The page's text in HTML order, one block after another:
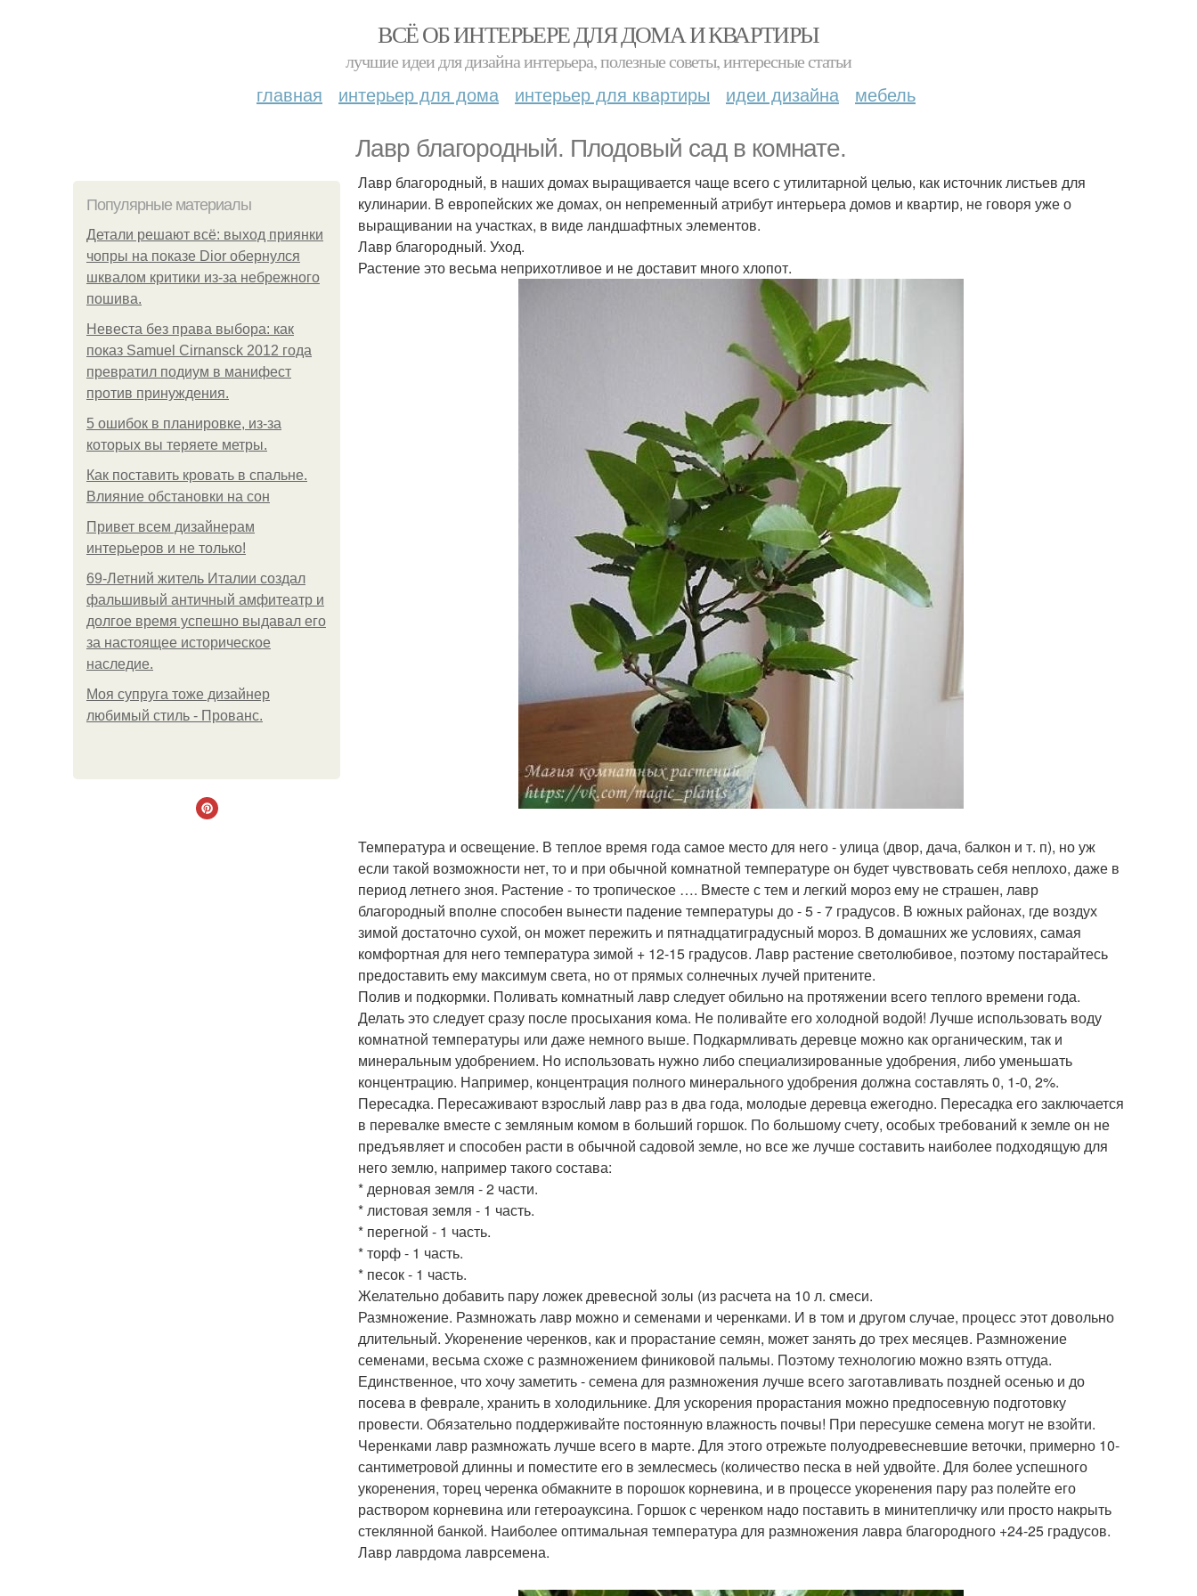
ВСЁ ОБ ИНТЕРЬЕРЕ ДЛЯ ДОМА И КВАРТИРЫ
лучшие идеи для дизайна интерьера, полезные советы, интересные статьи
главная интерьер для дома интерьер для квартиры идеи дизайна мебель
Лавр благородный. Плодовый сад в комнате.
Популярные материалы
Детали решают всё: выход приянки
чопры на показе Dior обернулся
шквалом критики из-за небрежного
пошива.
Невеста без права выбора: как
показ Samuel Cirnansck 2012 года
превратил подиум в манифест
против принуждения.
5 ошибок в планировке, из-за
которых вы теряете метры.
Как поставить кровать в спальне.
Влияние обстановки на сон
Привет всем дизайнерам
интерьеров и не только!
69-Летний житель Италии создал
фальшивый античный амфитеатр и
долгое время успешно выдавал его
за настоящее историческое
наследие.
Моя супруга тоже дизайнер
любимый стиль - Прованс.
Лавр благородный, в наших домах выращивается чаще всего с утилитарной целью, как источник листьев для
кулинарии. В европейских же домах, он непременный атрибут интерьера домов и квартир, не говоря уже о
выращивании на участках, в виде ландшафтных элементов.
Лавр благородный. Уход.
Растение это весьма неприхотливое и не доставит много хлопот.
Температура и освещение. В теплое время года самое место для него - улица (двор, дача, балкон и т. п), но уж
если такой возможности нет, то и при обычной комнатной температуре он будет чувствовать себя неплохо, даже в
период летнего зноя. Растение - то тропическое …. Вместе с тем и легкий мороз ему не страшен, лавр
благородный вполне способен вынести падение температуры до - 5 - 7 градусов. В южных районах, где воздух
зимой достаточно сухой, он может пережить и пятнадцатиградусный мороз. В домашних же условиях, самая
комфортная для него температура зимой + 12-15 градусов. Лавр растение светолюбивое, поэтому постарайтесь
предоставить ему максимум света, но от прямых солнечных лучей притените.
Полив и подкормки. Поливать комнатный лавр следует обильно на протяжении всего теплого времени года.
Делать это следует сразу после просыхания кома. Не поливайте его холодной водой! Лучше использовать воду
комнатной температуры или даже немного выше. Подкармливать деревце можно как органическим, так и
минеральным удобрением. Но использовать нужно либо специализированные удобрения, либо уменьшать
концентрацию. Например, концентрация полного минерального удобрения должна составлять 0, 1-0, 2%.
Пересадка. Пересаживают взрослый лавр раз в два года, молодые деревца ежегодно. Пересадка его заключается
в перевалке вместе с земляным комом в больший горшок. По большому счету, особых требований к земле он не
предъявляет и способен расти в обычной садовой земле, но все же лучше составить наиболее подходящую для
него землю, например такого состава:
* дерновая земля - 2 части.
* листовая земля - 1 часть.
* перегной - 1 часть.
* торф - 1 часть.
* песок - 1 часть.
Желательно добавить пару ложек древесной золы (из расчета на 10 л. смеси.
Размножение. Размножать лавр можно и семенами и черенками. И в том и другом случае, процесс этот довольно
длительный. Укоренение черенков, как и прорастание семян, может занять до трех месяцев. Размножение
семенами, весьма схоже с размножением финиковой пальмы. Поэтому технологию можно взять оттуда.
Единственное, что хочу заметить - семена для размножения лучше всего заготавливать поздней осенью и до
посева в феврале, хранить в холодильнике. Для ускорения прорастания можно предпосевную подготовку
провести. Обязательно поддерживайте постоянную влажность почвы! При пересушке семена могут не взойти.
Черенками лавр размножать лучше всего в марте. Для этого отрежьте полуодревесневшие веточки, примерно 10-
сантиметровой длинны и поместите его в землесмесь (количество песка в ней удвойте. Для более успешного
укоренения, торец черенка обмакните в порошок корневина, и в процессе укоренения пару раз полейте его
раствором корневина или гетероауксина. Горшок с черенком надо поставить в минитепличку или просто накрыть
стеклянной банкой. Наиболее оптимальная температура для размножения лавра благородного +24-25 градусов.
Лавр лаврдома лаврсемена.